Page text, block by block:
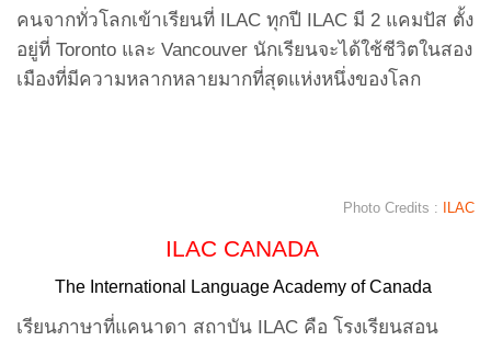
คนจากทั่วโลกเข้าเรียนที่ ILAC ทุกปี ILAC มี 2 แคมปัส ตั้ง
อยู่ที่ Toronto และ Vancouver นักเรียนจะได้ใช้ชีวิตในสอง
เมืองที่มีความหลากหลายมากที่สุดแห่งหนึ่งของโลก
Photo Credits : ILAC
ILAC CANADA
The International Language Academy of Canada
เรียนภาษาที่แคนาดา สถาบัน ILAC คือ โรงเรียนสอน